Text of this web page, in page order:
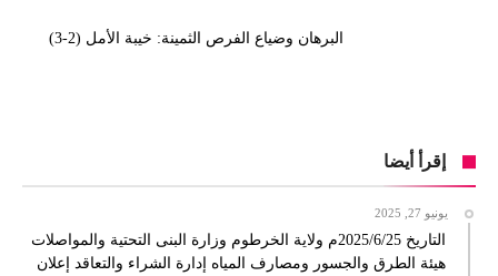
البرهان وضياع الفرص الثمينة: خيبة الأمل (2-3)
إقرأ أيضا
يونيو 27, 2025
التاريخ 2025/6/25م ولاية الخرطوم وزارة البنى التحتية والمواصلات
هيئة الطرق والجسور ومصارف المياه إدارة الشراء والتعاقد إعلان